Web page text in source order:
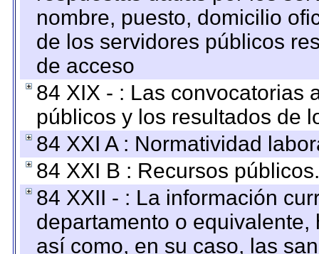
nombre, puesto, domicilio
de los servidores públicos
de acceso
84 XIX - : Las convocatorias
públicos y los resultados de
84 XXI A : Normatividad
84 XXI B : Recursos públicos.
84 XXII - : La información
departamento o
así como, en su caso, las